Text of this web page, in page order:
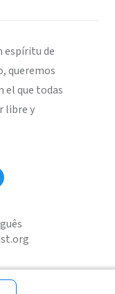
espíritu de
queremos
el que todas
libre y